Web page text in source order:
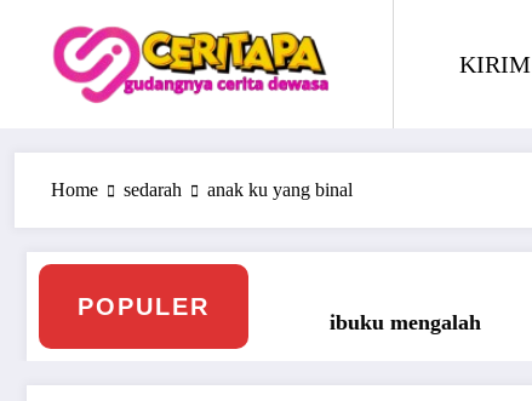
KIRIM
Home sedarah anak ku yang binal
POPULER
mengalah Treesome Dengan Penis Besar